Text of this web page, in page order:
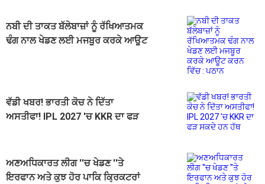
ਨਬੀ ਦੀ ਤਾਕਤ ਬੱਲੇਬਾਜ਼ਾਂ ਨੂੰ ਰੱਖਿਆਤਮਕ
ਢੰਗ ਨਾਲ ਖੇਡਣ ਲਈ ਮਜਬੂਰ ਕਰਕੇ ਆਊਟ
ਵੱਡੀ ਖਬਰ! ਭਾਰਤੀ ਕੋਚ ਨੇ ਦਿੱਤਾ
ਅਸਤੀਫਾ! IPL 2027 'ਚ KKR ਦਾ ਫੜ
ਅਣਅਧਿਕਾਰਤ ਲੀਗ ''ਚ ਖੇਡਣ ''ਤੇ
ਇਰਫਾਨ ਅਤੇ ਕੁਝ ਹੋਰ ਪਾਕਿ ਕ੍ਰਿਕਟਰਾਂ